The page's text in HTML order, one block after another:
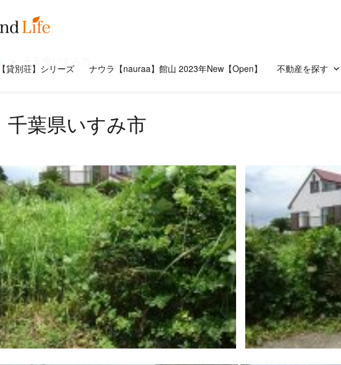
貸別荘】シリーズ ナウラ【nauraa】館山 2023年New【Open】 不動産を探す
千葉県いすみ市